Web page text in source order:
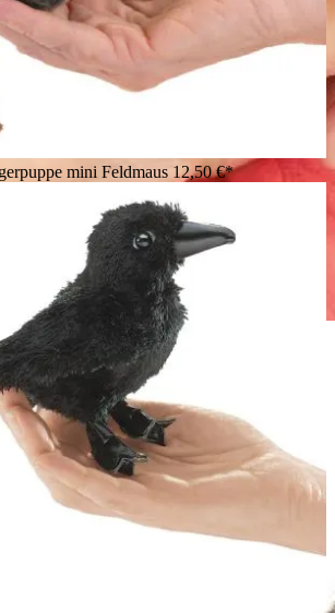
Fingerpuppe mini Eisvogel mit
Bauch und schwarzem Schnabel an
mini Feldmaus 12,50 €*